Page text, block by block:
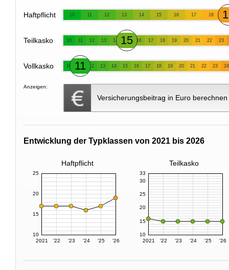
Haftpflicht 10 11 12 13 14 15 16 17 18
Teilkasko 10 11 12 13 14 15 16 17 18 19 20 21 22 23
Vollkasko 10 11 12 13 14 15 16 17 18 19 20 21 22 23 24
Anzeigen:
Versicherungsbeitrag in Euro berechnen
Entwicklung der Typklassen von 2021 bis 2026
Haftpflicht Teilkasko
2021 '22 '23 '24 '25 '26
10
15
20
25
2021 '22 '23 '24 '25 '26
10
15
20
25
30
33